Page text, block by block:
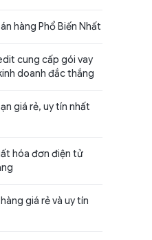
hàng Phổ Biến Nhất
cung cấp gói vay
doanh đắc thắng
giá rẻ, uy tín nhất
hóa đơn điện tử
giá rẻ và uy tín